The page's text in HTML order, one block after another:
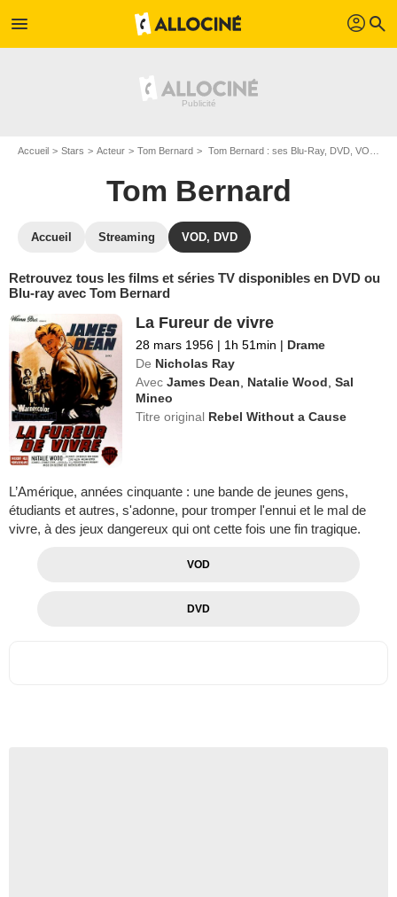
menu profil search
Accueil Stars Acteur Tom Bernard Tom Bernard : ses Blu-Ray, DVD, VOD, SVOD
Tom Bernard
Accueil Streaming VOD, DVD
Retrouvez tous les films et séries TV disponibles en DVD ou
Blu-ray avec Tom Bernard
La Fureur de vivre
28 mars 1956 | 1h 51min | Drame
De Nicholas Ray
Avec James Dean Natalie Wood ,Sal
Mineo
Titre original Rebel Without a Cause
L’Amérique, années cinquante : une bande de jeunes gens,
étudiants et autres, s'adonne, pour tromper l'ennui et le mal de
vivre, à des jeux dangereux qui ont cette fois une fin tragique.
VOD
DVD